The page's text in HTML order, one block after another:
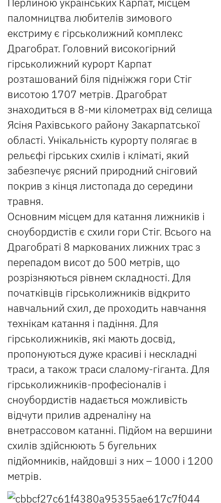
паломництва любителів зимового
екстриму є гірськолижний комплекс
Драгобрат. Головний високогірний
гірськолижний курорт Карпат
розташований біля підніжжя гори Стіг
висотою 1707 метрів. Драгобрат
знаходиться в 8-ми кілометрах від селища
Ясіня Рахівського району Закарпатської
області. Унікальність курорту полягає в
рельєфі гірських схилів і кліматі, який
забезпечує рясний природний сніговий
покрив з кінця листопада до середини
травня.
Основним місцем для катання лижників і
сноубордистів є схили гори Стіг. Всього на
Драгобраті 8 маркованих лижних трас з
перепадом висот до 500 метрів, що
розрізняються рівнем складності. Для
початківців гірськолижників відкрито
навчальний схил, де проходить навчання
технікам катання і падіння. Для
гірськолижників, які мають досвід,
пропонуються дуже красиві і нескладні
траси, а також траси слалому-гіганта. Для
гірськолижників-професіоналів і
сноубордистів надається можливість
відчути прилив адреналіну на
внетрассовом катанні. Підйом на вершини
схилів здійснюють 5 бугельних
підйомників, найдовші з них – 1000 і 1200
метрів.